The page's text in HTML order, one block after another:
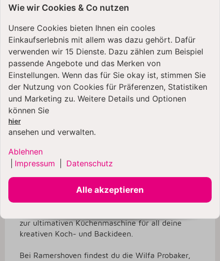
Kompatibel mit
Zubehörteilen von Kenwood
Die Wilfa Probaker Serie lässt sich durch einen
optionalen Werkzeug-Adapter noch vielseitiger
nutzen! Mit diesem Adapter kannst du nämlich
Zubehörteile mit dem "KAX-Anschluss" anderer
Marken verwenden. Wie zum Beispiel den
Fleischwolf,Slow Juicer,Pasta-Setoder
zur ultimativen Küchenmaschine für all deine
kreativen Koch- und Backideen.
Bei Ramershoven findest du die Wilfa Probaker,
Wie wir Cookies & Co nutzen
Unsere Cookies bieten Ihnen ein cooles
Einkaufserlebnis mit allem was dazu gehört. Dafür
verwenden wir 15 Dienste. Dazu zählen zum Beispiel
passende Angebote und das Merken von
Einstellungen. Wenn das für Sie okay ist, stimmen Sie
der Nutzung von Cookies für Präferenzen, Statistiken
und Marketing zu. Weitere Details und Optionen
können Sie
hier
ansehen und verwalten.
Ablehnen
Impressum Datenschutz
Alle akzeptieren